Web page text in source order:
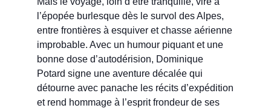
l’épopée burlesque dès le survol des Alpes,
entre frontières à esquiver et chasse aérienne
improbable. Avec un humour piquant et une
bonne dose d’autodérision, Dominique
Potard signe une aventure décalée qui
détourne avec panache les récits d’expédition
et rend hommage à l’esprit frondeur de ses